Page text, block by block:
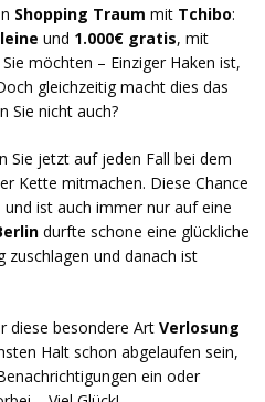
Shopping Traum mit Tchibo:
und 1.000€ gratis, mit
möchten – Einziger Haken ist,
gleichzeitig macht dies das
Sie nicht auch?
Sie jetzt auf jeden Fall bei dem
Kette mitmachen. Diese Chance
und ist auch immer nur auf eine
durfte schone eine glückliche
zuschlagen und danach ist
diese besondere Art Verlosung
Halt schon abgelaufen sein,
ein oder